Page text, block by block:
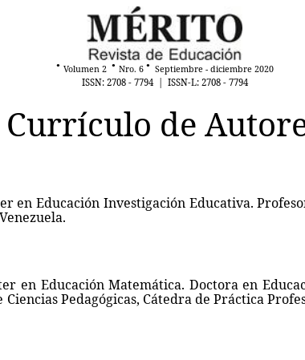
● Volumen 2 ● Nro. 6 ● Septiembre - diciembre 2020
ISSN: 2708 - 7794 | ISSN-L: 2708 - 7794
Currículo de
en Educación Investigación Educativa.
en Educación Matemática. Doctora en
Pedagógicas, Cátedra de Práctica